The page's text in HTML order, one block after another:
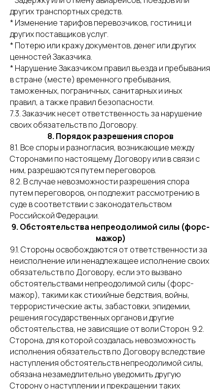
других транспортных средств.
* Изменение тарифов перевозчиков, гостиниц и
других поставщиков услуг.
* Потерю или кражу документов, денег или других
ценностей Заказчика.
* Нарушение Заказчиком правил въезда и пребывания
в стране (месте) временного пребывания,
таможенных, пограничных, санитарных и иных
правил, а также правил безопасности.
7.3. Заказчик несет ответственность за нарушение
своих обязательств по Договору.
8. Порядок разрешения споров
8.1. Все споры и разногласия, возникающие между
Сторонами по настоящему Договору или в связи с
ним, разрешаются путем переговоров.
8.2. В случае невозможности разрешения спора
путем переговоров, он подлежит рассмотрению в
суде в соответствии с законодательством
Российской Федерации.
9. Обстоятельства непреодолимой силы (форс-
мажор)
9.1. Стороны освобождаются от ответственности за
неисполнение или ненадлежащее исполнение своих
обязательств по Договору, если это вызвано
обстоятельствами непреодолимой силы (форс-
мажор), такими как стихийные бедствия, войны,
террористические акты, забастовки, эпидемии,
решения государственных органов и другие
обстоятельства, не зависящие от воли Сторон. 9.2.
Сторона, для которой создалась невозможность
исполнения обязательств по Договору вследствие
наступления обстоятельств непреодолимой силы,
обязана незамедлительно уведомить другую
Сторону о наступлении и прекращении таких